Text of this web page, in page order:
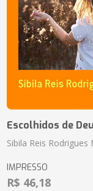
Escolhidos de
Sibila Reis
IMPRESSO
R$ 46,18